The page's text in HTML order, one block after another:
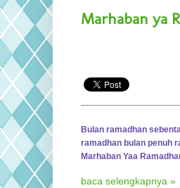
Marhaban ya
Bulan ramadhan
ramadhan bulan penuh
Marhaban Yaa
baca selengkapnya »